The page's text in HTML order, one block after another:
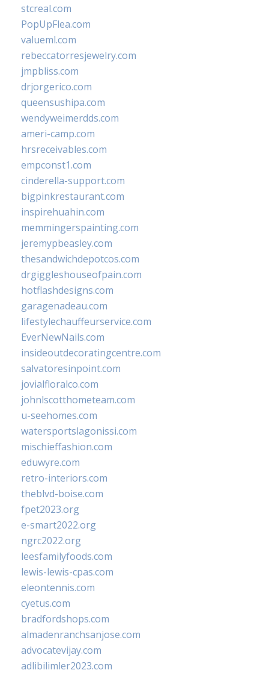
stcreal.com
PopUpFlea.com
valueml.com
rebeccatorresjewelry.com
jmpbliss.com
drjorgerico.com
queensushipa.com
wendyweimerdds.com
ameri-camp.com
hrsreceivables.com
empconst1.com
cinderella-support.com
bigpinkrestaurant.com
inspirehuahin.com
memmingerspainting.com
jeremypbeasley.com
thesandwichdepotcos.com
drgiggleshouseofpain.com
hotflashdesigns.com
garagenadeau.com
lifestylechauffeurservice.com
EverNewNails.com
insideoutdecoratingcentre.com
salvatoresinpoint.com
jovialfloralco.com
johnlscotthometeam.com
u-seehomes.com
watersportslagonissi.com
mischieffashion.com
eduwyre.com
retro-interiors.com
theblvd-boise.com
fpet2023.org
e-smart2022.org
ngrc2022.org
leesfamilyfoods.com
lewis-lewis-cpas.com
eleontennis.com
cyetus.com
bradfordshops.com
almadenranchsanjose.com
advocatevijay.com
adlibilimler2023.com